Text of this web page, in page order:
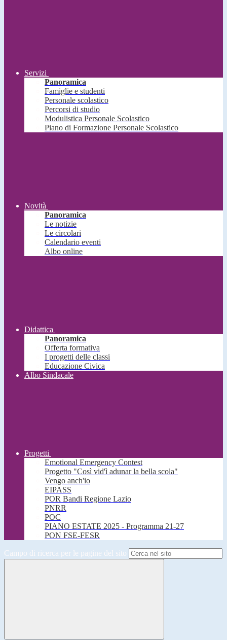
Servizi
Panoramica
Famiglie e studenti
Personale scolastico
Percorsi di studio
Modulistica Personale Scolastico
Piano di Formazione Personale Scolastico
Novità
Panoramica
Le notizie
Le circolari
Calendario eventi
Albo online
Didattica
Panoramica
Offerta formativa
I progetti delle classi
Educazione Civica
Albo Sindacale
Progetti
Emotional Emergency Contest
Progetto "Così vid'ì adunar la bella scola"
Vengo anch'io
EIPASS
POR Bandi Regione Lazio
PNRR
POC
PIANO ESTATE 2025 - Programma 21-27
PON FSE-FESR
Campo di ricerca per le pagine del sito